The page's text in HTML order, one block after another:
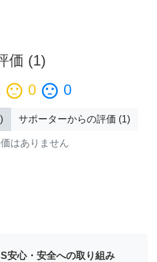
価 (1)
sentiment_neutral 0 sentiment_dissatisfied 0
) サポーターからの評価 (1)
はありません
安心・安全への取り組み